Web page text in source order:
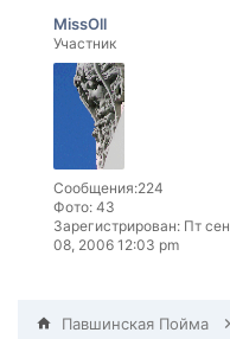
MissOll
Участник
Сообщения:224
Фото: 43
Зарегистрирован: Пт сен
08, 2006 12:03 pm
Павшинская Пойма